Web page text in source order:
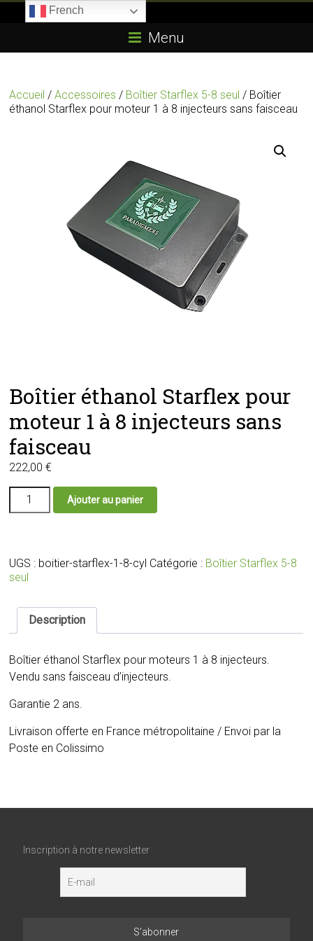
E85.com
passion
du
Menu
Accueil /Accessoires / Boîtier Starflex 5-8 seul / Boîtier
éthanol Starflex pour moteur 1 à 8 injecteurs sans faisceau
Boîtier éthanol Starflex pour
moteur 1 à 8 injecteurs sans
faisceau
222,00€
quantité
pour
moteur
injecteurs
faisceau
Ajouter au panier
UGS : boitier-starflex-1-8-cyl Catégorie : Boîtier Starflex 5-8
seul
Description
Boîtier éthanol Starflex pour moteurs 1 à 8 injecteurs.
Vendu sans faisceau d’injecteurs.
Garantie 2 ans.
Livraison offerte en France métropolitaine / Envoi par la
Poste en Colissimo
Inscription à notre newsletter
French